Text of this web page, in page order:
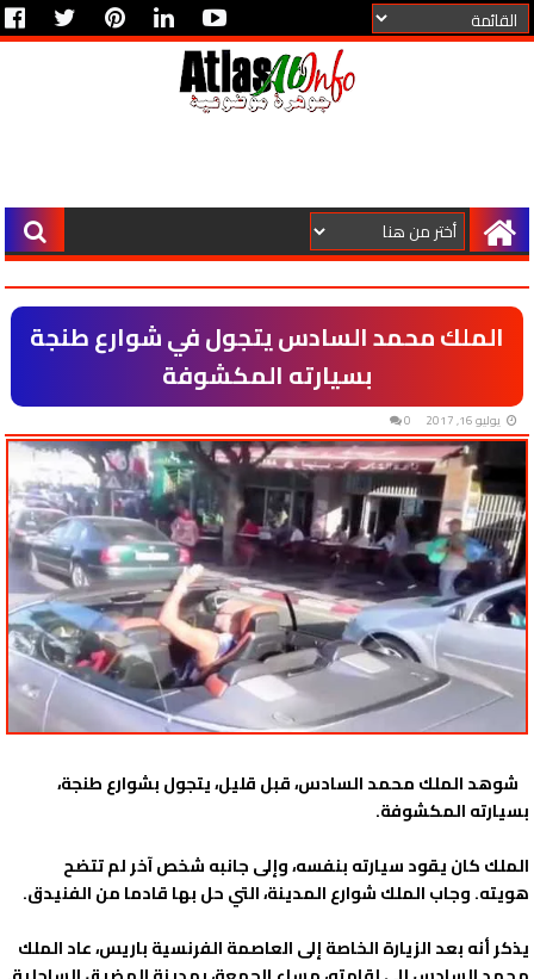
الملك محمد السادس يتجول في شوارع طنجة
بسيارته المكشوفة
يوليو 16, 2017 0
شوهد الملك محمد السادس، قبل قليل، يتجول بشوارع طنجة،
بسيارته المكشوفة.
الملك كان يقود سيارته بنفسه، وإلى جانبه شخص آخر لم تتضح
هويته. وجاب الملك شوارع المدينة، التي حل بها قادما من الفنيدق.
يذكر أنه بعد الزيارة الخاصة إلى العاصمة الفرنسية باريس، عاد الملك